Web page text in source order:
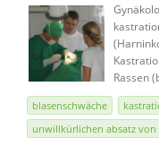
Rassen
blasenschwäche
unwillkürlichen absatz von